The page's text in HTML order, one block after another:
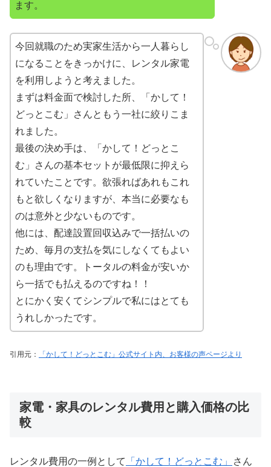
ます。
今回就職のため実家生活から一人暮らし
になることをきっかけに、レンタル家電
を利用しようと考えました。
まずは料金面で検討した所、「かして！
どっとこむ」さんともう一社に絞りこま
れました。
最後の決め手は、「かして！どっとこ
む」さんの基本セットが最低限に抑えら
れていたことです。欲張ればあれもこれ
もと欲しくなりますが、本当に必要なも
のは意外と少ないものです。
他には、配達設置回収込みで一括払いの
ため、毎月の支払を気にしなくてもよい
のも理由です。トータルの料金が安いか
ら一括でも払えるのですね！！
とにかく安くてシンプルで私にはとても
うれしかったです。
引用元： 「かして！どっとこむ」公式サイト内、お客様の声ページより
家電・家具のレンタル費用と購入価格の比
較
レンタル費用の一例として 「かして！どっとこむ」
さん